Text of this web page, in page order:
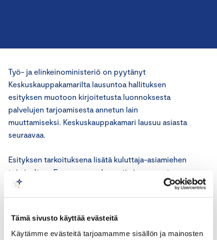
Tämä sivusto käyttää evästeitä
Käytämme evästeitä tarjoamamme sisällön ja mainosten
Työ- ja elinkeinoministeriö on pyytänyt
Keskuskauppakamarilta lausuntoa hallituksen
esityksen muotoon kirjoitetusta luonnoksesta
palvelujen tarjoamisesta annetun lain
muuttamiseksi. Keskuskauppakamari lausuu asiasta
seuraavaa.
Esityksen tarkoituksena lisätä kuluttaja-asiamiehen
toimivaltaan Euroopan parlamentin ja neuvoston
asetukseen perusteettomien maarajoitusten
poistamisesta liittyvä valvonta. Asetuksella pyritään
asiakkaiden kansallisuuteen tai asuin- tai
sijoittautumispaikkaan perustuvaa syrjintää.